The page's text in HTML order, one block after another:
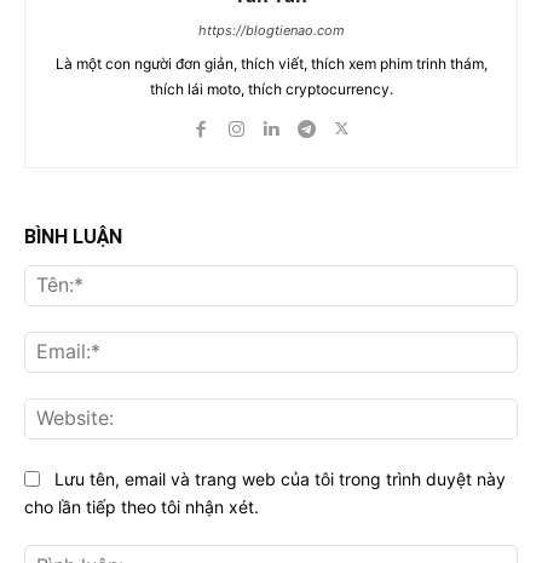
https://blogtienao.com
Là một con người đơn giản, thích viết, thích xem phim trinh thám,
thích lái moto, thích cryptocurrency.
BÌNH LUẬN
Lưu tên, email và trang web của tôi trong trình duyệt này
cho lần tiếp theo tôi nhận xét.